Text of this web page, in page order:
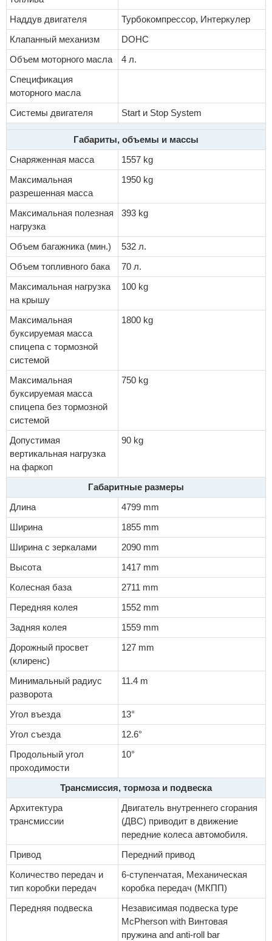
Наддув двигателя
Турбокомпрессор, Интеркулер
Клапанный механизм
DOHC
Объем моторного масла
4 л.
Спецификация
моторного масла
Системы двигателя
Start и Stop System
Габариты, объемы и массы
Снаряженная масса
1557 kg
Максимальная
разрешенная масса
1950 kg
Максимальная полезная
нагрузка
393 kg
Объем багажника (мин.)
532 л.
Объем топливного бака
70 л.
Максимальная нагрузка
на крышу
100 kg
Максимальная
буксируемая масса
спицепа с тормозной
системой
1800 kg
Максимальная
буксируемая масса
спицепа без тормозной
системой
750 kg
Допустимая
вертикальная нагрузка
на фаркоп
90 kg
Габаритные размеры
Длина
4799 mm
Ширина
1855 mm
Ширина с зеркалами
2090 mm
Высота
1417 mm
Колесная база
2711 mm
Передняя колея
1552 mm
Задняя колея
1559 mm
Дорожный просвет
(клиренс)
127 mm
Минимальный радиус
разворота
11.4 m
Угол въезда
13°
Угол съезда
12.6°
Продольный угол
проходимости
10°
Трансмиссия, тормоза и подвеска
Архитектура
трансмиссии
Двигатель внутреннего сгорания
(ДВС) приводит в движение
передние колеса автомобиля.
Привод
Передний привод
Количество передач и
тип коробки передач
6-ступенчатая, Механическая
коробка передач (МКПП)
Передняя подвеска
Независимая подвеска type
McPherson with Винтовая
пружина and anti-roll bar